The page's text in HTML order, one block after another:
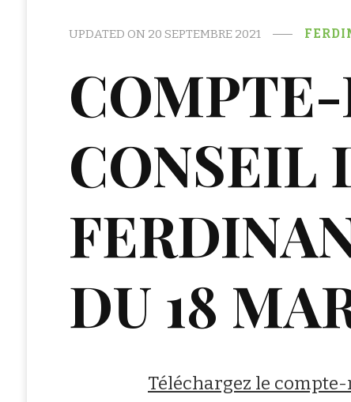
UPDATED ON 20 SEPTEMBRE 2021
CONSEIL
DU 18
Téléchargez le compte-